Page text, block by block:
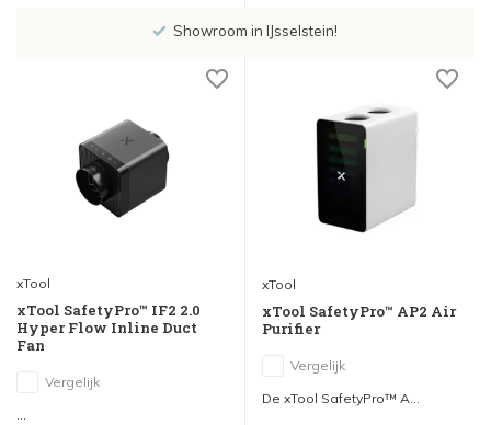
Showroom in IJsselstein!
xTool
xTool SafetyPro™ IF2 2.0
Hyper Flow Inline Duct
Fan
Vergelijk
...
xTool
xTool SafetyPro™ AP2 Air
Purifier
Vergelijk
De xTool SafetyPro™ A...